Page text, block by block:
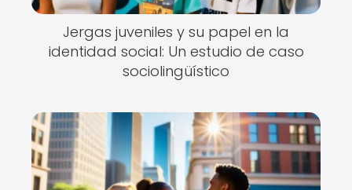
Jergas juveniles y su papel en la
identidad social: Un estudio de caso
sociolingüístico